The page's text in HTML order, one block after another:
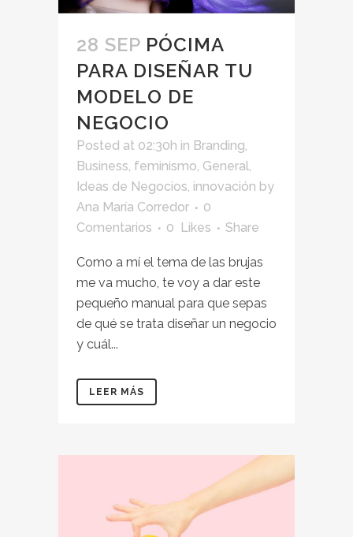
28 SEP PÓCIMA
PARA DISEÑAR TU
MODELO DE
NEGOCIO
Posted at 02:30h in Branding,
Business, feminismo, General,
Ideas de Negocios, innovación by
Ana María Corredor
0
Comentarios
0 Likes Share
Como a mí el tema de las brujas
me va mucho, te voy a dar este
pequeño manual para que sepas
de qué se trata diseñar un negocio
y cuál...
LEER MÁS